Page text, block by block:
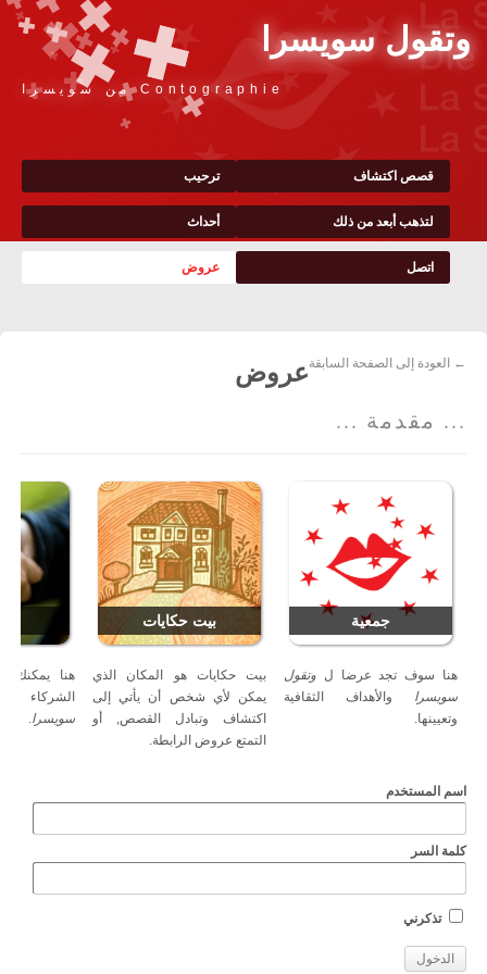
وتقول سويسرا
Contographie من سويسرا
ترحيب قصص اكتشاف
أحداث لتذهب أبعد من ذلك
عروض اتصل
← العودة إلى الصفحة السابقةعروض
... مقدمة ...
جمعية بيت حكايات
هنا سوف تجد عرضا ل وتقول
سويسرا والأهداف الثقافية
وتعيينها.
بيت حكايات هو المكان الذي
يمكن لأي شخص أن يأتي إلى
اكتشاف وتبادل القصص, أو
التمتع عروض الرابطة.
هنا يمكنك
الشركاء
سويسرا.
اسم المستخدم
كلمة السر
تذكرني